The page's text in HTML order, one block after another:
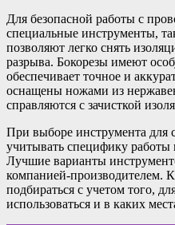
Для безопасной работы с
специальные инструменты,
позволяют легко снять
разрыва. Бокорезы имеют
обеспечивает точное и
оснащены ножами из
справляются с зачисткой
При выборе инструмента для
учитывать специфику работы
Лучшие варианты
компанией-производителем.
подбираться с учетом того,
использоваться и в каких